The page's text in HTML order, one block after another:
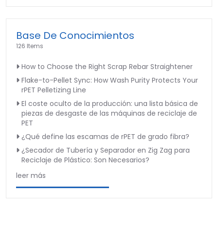
Base De Conocimientos
126 Items
How to Choose the Right Scrap Rebar Straightener
Flake-to-Pellet Sync: How Wash Purity Protects Your
rPET Pelletizing Line
El coste oculto de la producción: una lista básica de
piezas de desgaste de las máquinas de reciclaje de
PET
¿Qué define las escamas de rPET de grado fibra?
¿Secador de Tubería y Separador en Zig Zag para
Reciclaje de Plástico: Son Necesarios?
leer más